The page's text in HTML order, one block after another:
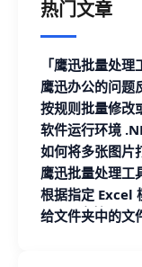
热门文章
「鹰迅批量处
鹰迅办公的问题
按规则批量修改
软件运行环境
如何将多张图片
鹰迅批量处理工
根据指定 Excel
Excel 文档
给文件夹中的文